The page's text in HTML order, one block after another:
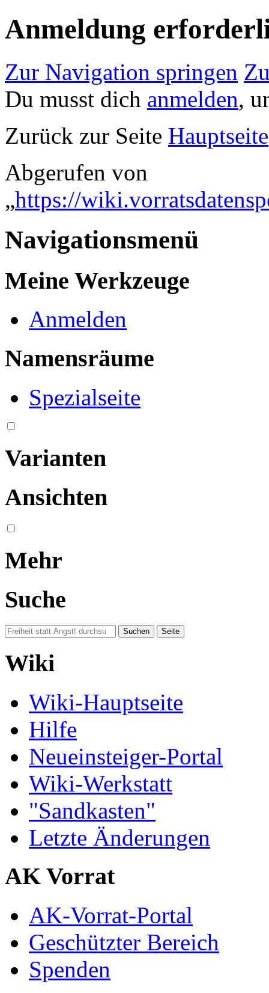
Anmeldung
Zur Navigation springen
Du musst dich anmelden,
Zurück zur Seite Hauptseite
Abgerufen von
„https://
Navigationsmenü
Meine Werkzeuge
Anmelden
Namensräume
Spezialseite
Varianten
Ansichten
Mehr
Suche
Wiki
Wiki-Hauptseite
Hilfe
Neueinsteiger-Portal
Wiki-Werkstatt
"Sandkasten"
Letzte Änderungen
AK Vorrat
AK-Vorrat-Portal
Geschützter Bereich
Spenden